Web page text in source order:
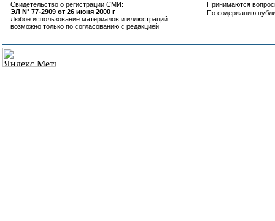
Свидетельство о регистрации СМИ:
ЭЛ N° 77-2909 от 26 июня 2000 г
Любое использование материалов и иллюстраций
возможно только по согласованию с редакцией
Принимаются
По содержанию